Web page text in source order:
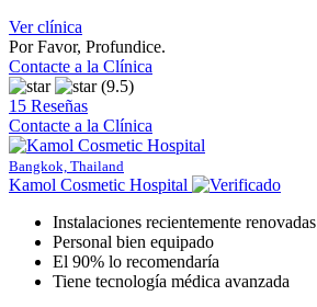
Ver clínica
Por Favor, Profundice.
Contacte a la Clínica
(9.5)
15 Reseñas
Contacte a la Clínica
Bangkok, Thailand
Kamol Cosmetic Hospital
Instalaciones recientemente renovadas
Personal bien equipado
El 90% lo recomendaría
Tiene tecnología médica avanzada